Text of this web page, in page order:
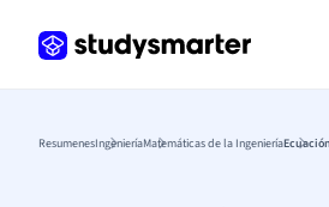
ResumenesIngenieríaMatemáticas de la Ingeniería